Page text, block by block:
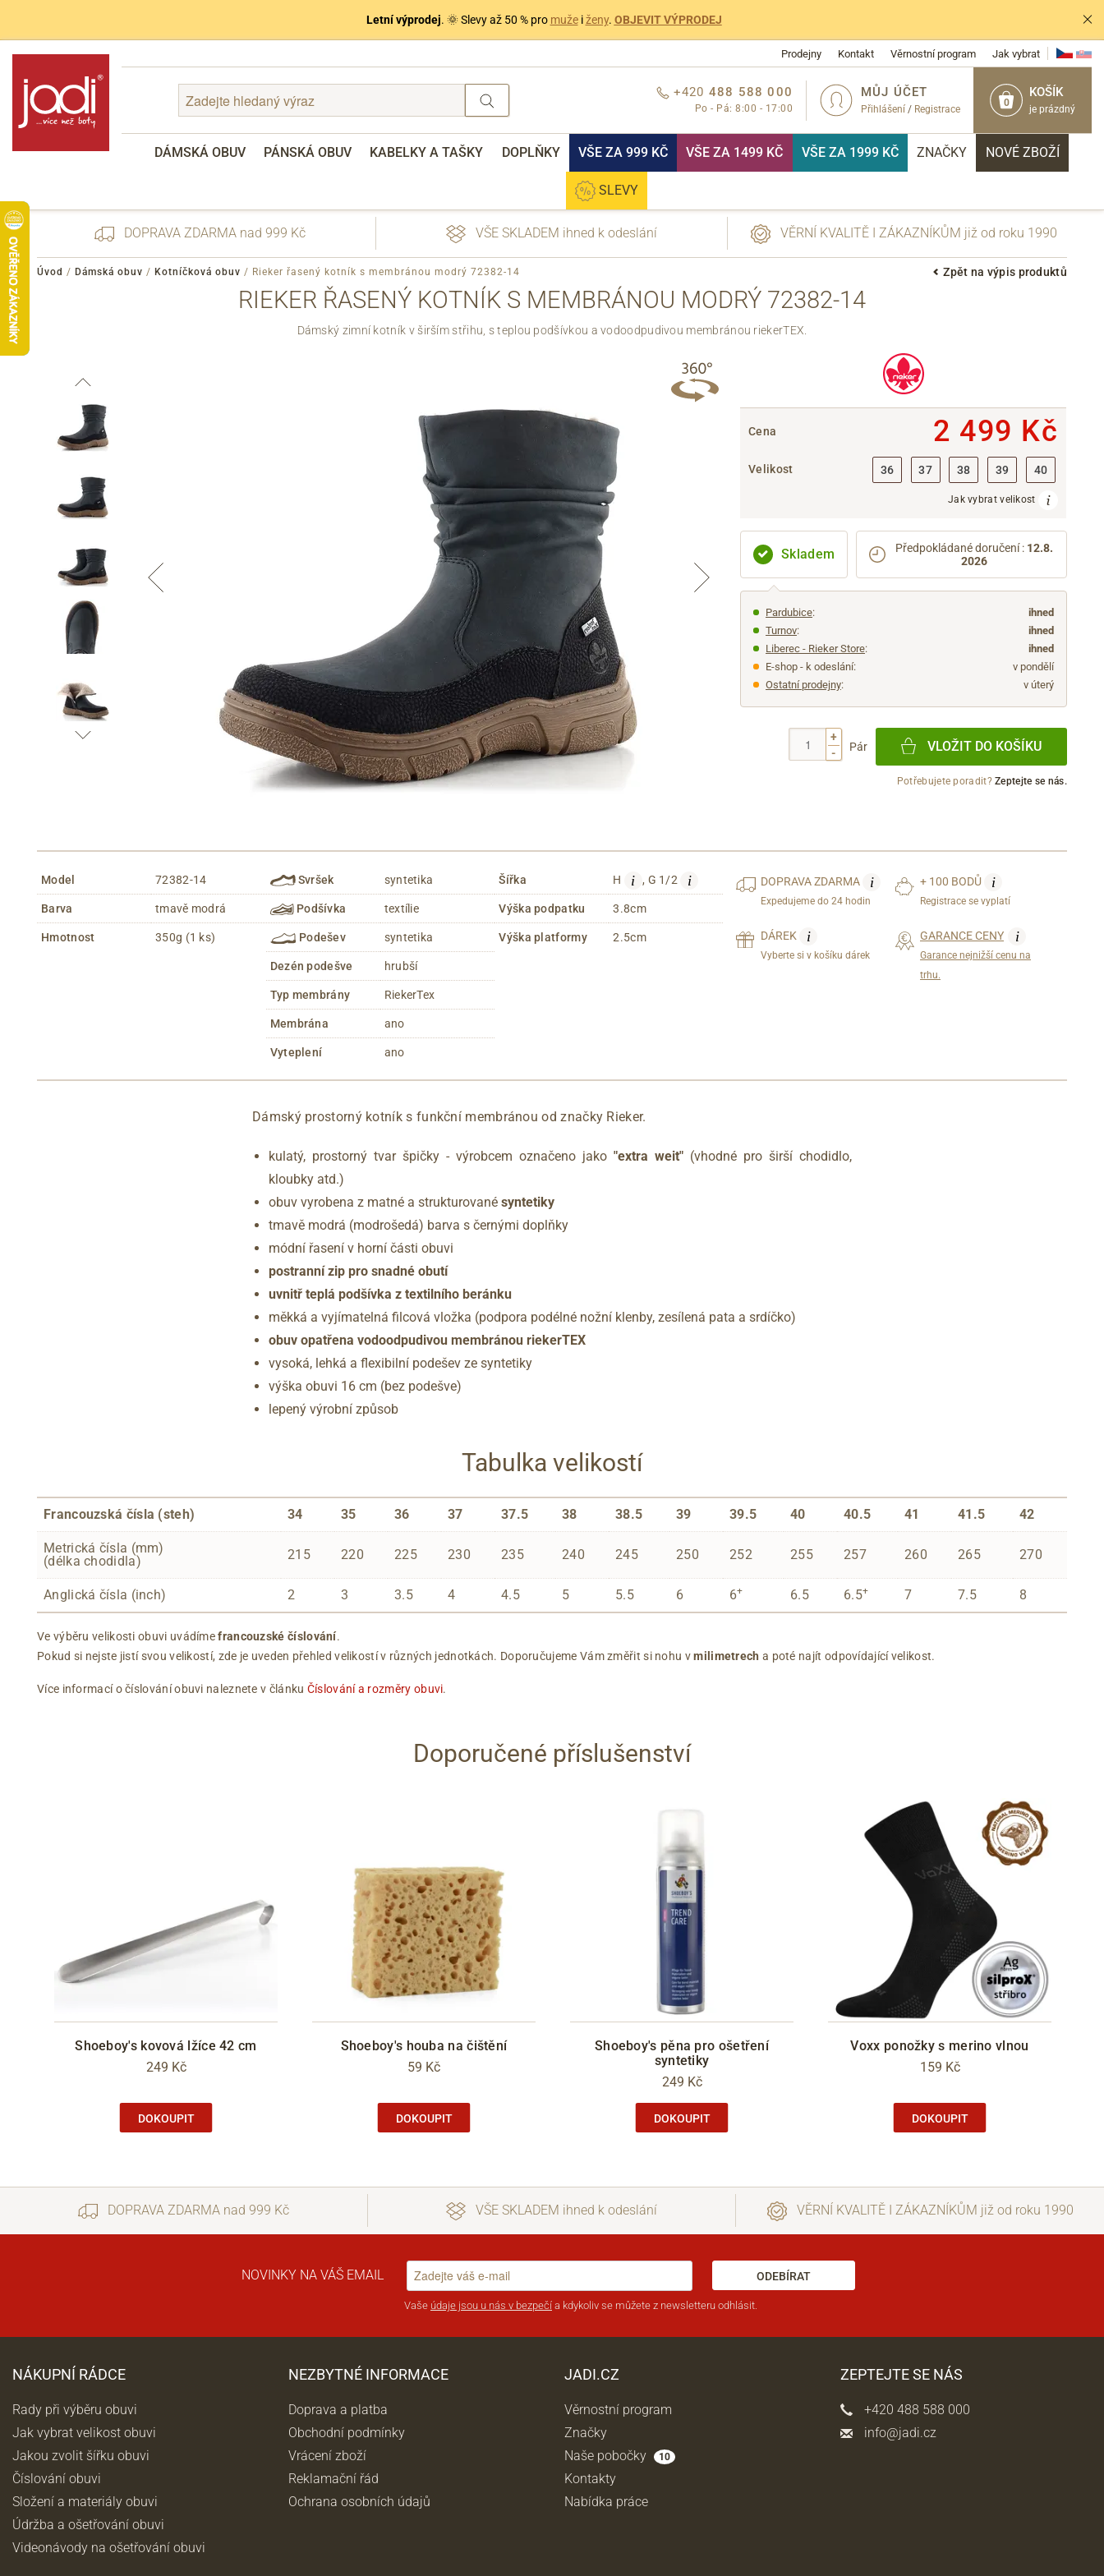
Letní výprodej. 🌞 Slevy až 50 % pro mužeiženy. OBJEVIT VÝPRODEJ
Prodejny Kontakt Věrnostní program Jak vybrat
0
KOŠÍK
je prázdný
MŮJ ÚČET
Přihlášení / Registrace
+420 488 588 000
Po - Pá: 8:00 - 17:00
DÁMSKÁ OBUV PÁNSKÁ OBUV KABELKY A TAŠKY DOPLŇKY VŠE ZA 999 KČ VŠE ZA 1499 KČ VŠE ZA 1999 KČ ZNAČKY NOVÉ ZBOŽÍ
SLEVY
Přes Seznam
Přes Google
DOPRAVA ZDARMA nad 999 Kč VŠE SKLADEM ihned k odeslání VĚRNÍ KVALITĚ I ZÁKAZNÍKŮM již od roku 1990
Zpět na výpis produktů
Úvod / Dámská obuv / Kotníčková obuv / Rieker řasený kotník s membránou modrý 72382-14
RIEKER ŘASENÝ KOTNÍK S MEMBRÁNOU MODRÝ 72382-14
Dámský zimní kotník v širším střihu, s teplou podšívkou a vodoodpudivou membránou riekerTEX.
Cena 2 499 Kč
Velikost 36 37 38 39 40
Jak vybrat velikost
Skladem Předpokládané doručení : 12.8.
2026
Pardubice:
ihned
Turnov:
ihned
Liberec - Rieker Store:
ihned
E-shop - k odeslání:
v pondělí
Ostatní prodejny: v úterý
+
-
Pár VLOŽIT DO KOŠÍKU
Potřebujete poradit?Zeptejte se nás.
Model 72382-14
Barva tmavě modrá
Hmotnost 350g (1 ks)
Svršek syntetika
Podšívka textílie
Podešev syntetika
Dezén podešve hrubší
Typ membrány RiekerTex
Membrána ano
Vyteplení ano
Šířka H i , G 1/2 i
Výška podpatku 3.8cm
Výška platformy 2.5cm
DOPRAVAZDARMA i
Expedujeme do 24 hodin
+ 100 BODŮ i
Registrace se vyplatí
DÁREK i
Vyberte si v košíku dárek
GARANCE CENY i
Garance nejnižší cenu na
trhu.
Dámský prostorný kotník s funkční membránou od značky Rieker.
kulatý, prostorný tvar špičky - výrobcem označeno jako "extra weit" (vhodné pro širší chodidlo,
kloubky atd.)
obuv vyrobena z matné a strukturované syntetiky
tmavě modrá (modrošedá) barva s černými doplňky
módní řasení v horní části obuvi
postranní zip pro snadné obutí
uvnitř teplá podšívka z textilního beránku
měkká a vyjímatelná filcová vložka (podpora podélné nožní klenby, zesílená pata a srdíčko)
obuv opatřena vodoodpudivou membránou riekerTEX
vysoká, lehká a flexibilní podešev ze syntetiky
výška obuvi 16 cm (bez podešve)
lepený výrobní způsob
Tabulka velikostí
Francouzská čísla (steh) 34 35 36 37 37.5 38 38.5 39 39.5 40 40.5 41 41.5 42
Metrická čísla (mm)
(délka chodidla)
215 220 225 230 235 240 245 250 252 255 257 260 265 270
Anglická čísla (inch) 2 3 3.5 4 4.5 5 5.5 6 6+ 6.5 6.5+ 7 7.5 8
Ve výběru velikosti obuvi uvádímefrancouzské číslování.
Pokud si nejste jistí svou velikostí, zde je uveden přehled velikostí v různých jednotkách. Doporučujeme Vám změřit si nohu vmilimetrech a poté najít odpovídající velikost.
Více informací o číslování obuvi naleznete v článku Číslování a rozměry obuvi.
Doporučené příslušenství
Shoeboy's kovová lžíce 42 cm
249 Kč
DOKOUPIT
Shoeboy's houba na čištění
59 Kč
DOKOUPIT
Shoeboy's pěna pro ošetření
syntetiky
249 Kč
DOKOUPIT
Voxx ponožky s merino vlnou
159 Kč
DOKOUPIT
DOPRAVA ZDARMA nad 999 Kč VŠE SKLADEM ihned k odeslání VĚRNÍ KVALITĚ I ZÁKAZNÍKŮM již od roku 1990
NOVINKY NA VÁŠ EMAIL ODEBÍRAT
Vaše údaje jsou u nás v bezpečí a kdykoliv se můžete z newsletteru odhlásit.
NÁKUPNÍ RÁDCE
Rady při výběru obuvi
Jak vybrat velikost obuvi
Jakou zvolit šířku obuvi
Číslování obuvi
Složení a materiály obuvi
Údržba a ošetřování obuvi
Videonávody na ošetřování obuvi
NEZBYTNÉ INFORMACE
Doprava a platba
Obchodní podmínky
Vrácení zboží
Reklamační řád
Ochrana osobních údajů
JADI.CZ
Věrnostní program
Značky
Naše pobočky
10
Kontakty
Nabídka práce
ZEPTEJTE SE NÁS
+420 488 588 000
info@jadi.cz